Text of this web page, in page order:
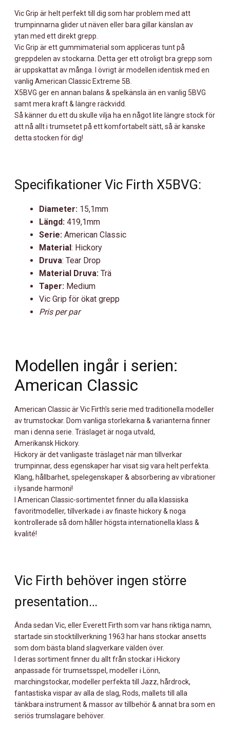
Vic Grip är helt perfekt till dig som har problem med att
trumpinnarna glider ut näven eller bara gillar känslan av
ytan med ett direkt grepp.
Vic Grip är ett gummimaterial som appliceras tunt på
greppdelen av stockarna. Detta ger ett otroligt bra grepp som
är uppskattat av många. I övrigt är modellen identisk med en
vanlig American Classic Extreme 5B.
X5BVG ger en annan balans & spelkänsla än en vanlig 5BVG
samt mera kraft & längre räckvidd.
Så känner du ett du skulle vilja ha en något lite längre stock för
att nå allt i trumsetet på ett komfortabelt sätt, så är kanske
detta stocken för dig!
Specifikationer Vic Firth X5BVG:
Diameter: 15,1mm
Längd: 419,1mm
Serie: American Classic
Material: Hickory
Druva: Tear Drop
Material Druva: Trä
Taper: Medium
Vic Grip för ökat grepp
Pris per par
Modellen ingår i serien:
American Classic
American Classic är Vic Firth's serie med traditionella modeller
av trumstockar. Dom vanliga storlekarna & varianterna finner
man i denna serie. Träslaget är noga utvald,
Amerikansk Hickory.
Hickory är det vanligaste träslaget när man tillverkar
trumpinnar, dess egenskaper har visat sig vara helt perfekta.
Klang, hållbarhet, spelegenskaper & absorbering av vibrationer
i lysande harmoni!
I American Classic-sortimentet finner du alla klassiska
favoritmodeller, tillverkade i av finaste hickory & noga
kontrollerade så dom håller högsta internationella klass &
kvalité!
Vic Firth behöver ingen större
presentation…
Ända sedan Vic, eller Everett Firth som var hans riktiga namn,
startade sin stocktillverkning 1963 har hans stockar ansetts
som dom bästa bland slagverkare välden över.
I deras sortiment finner du allt från stockar i Hickory
anpassade för trumsetsspel, modeller i Lönn,
marchingstockar, modeller perfekta till Jazz, hårdrock,
fantastiska vispar av alla de slag, Rods, mallets till alla
tänkbara instrument & massor av tillbehör & annat bra som en
seriös trumslagare behöver.